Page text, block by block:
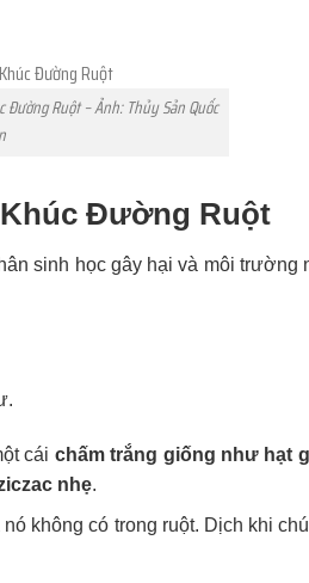
Ruột – Ảnh: Thủy Sản Quốc
Đường Ruột
sinh học gây hại và môi trường
cái chấm trắng giống như hạt
nhẹ.
không có trong ruột. Dịch khi